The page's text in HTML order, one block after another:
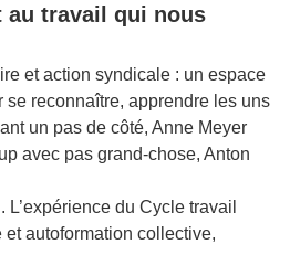
au travail qui nous
et action syndicale : un espace
se reconnaître, apprendre les uns
un pas de côté, Anne Meyer
avec pas grand-chose, Anton
L’expérience du Cycle travail
et autoformation collective,